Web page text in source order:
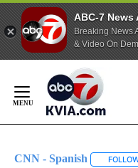
ABC-7 News
Breaking News
& Video On
Content
CNN - Spanish